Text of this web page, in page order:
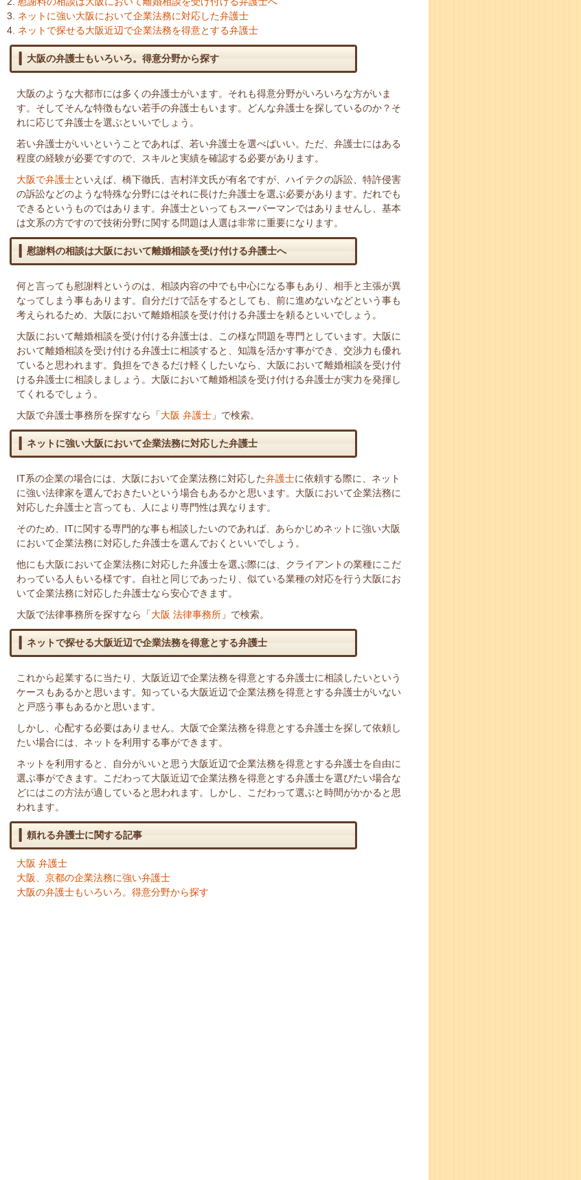
ネットに強い大阪において企業法務に対応した弁護士
ネットで探せる大阪近辺で企業法務を得意とする弁護士
大阪の弁護士もいろいろ。得意分野から探す
大阪のような大都市には多くの弁護士がいます。それも得意分野がいろいろな方がいま
す。そしてそんな特徴もない若手の弁護士もいます。どんな弁護士を探しているのか？そ
れに応じて弁護士を選ぶといいでしょう。
若い弁護士がいいということであれば、若い弁護士を選べばいい。ただ、弁護士にはある
程度の経験が必要ですので、スキルと実績を確認する必要があります。
大阪で弁護士といえば、橋下徹氏、吉村洋文氏が有名ですが、ハイテクの訴訟、特許侵害
の訴訟などのような特殊な分野にはそれに長けた弁護士を選ぶ必要があります。だれでも
できるというものではあります。弁護士といってもスーパーマンではありませんし、基本
は文系の方ですので技術分野に関する問題は人選は非常に重要になります。
慰謝料の相談は大阪において離婚相談を受け付ける弁護士へ
何と言っても慰謝料というのは、相談内容の中でも中心になる事もあり、相手と主張が異
なってしまう事もあります。自分だけで話をするとしても、前に進めないなどという事も
考えられるため、大阪において離婚相談を受け付ける弁護士を頼るといいでしょう。
大阪において離婚相談を受け付ける弁護士は、この様な問題を専門としています。大阪に
おいて離婚相談を受け付ける弁護士に相談すると、知識を活かす事ができ、交渉力も優れ
ていると思われます。負担をできるだけ軽くしたいなら、大阪において離婚相談を受け付
ける弁護士に相談しましょう。大阪において離婚相談を受け付ける弁護士が実力を発揮し
てくれるでしょう。
大阪で弁護士事務所を探すなら「大阪 弁護士 」で検索。
ネットに強い大阪において企業法務に対応した弁護士
IT系の企業の場合には、大阪において企業法務に対応した弁護士に依頼する際に、ネット
に強い法律家を選んでおきたいという場合もあるかと思います。大阪において企業法務に
対応した弁護士と言っても、人により専門性は異なります。
そのため、ITに関する専門的な事も相談したいのであれば、あらかじめネットに強い大阪
において企業法務に対応した弁護士を選んでおくといいでしょう。
他にも大阪において企業法務に対応した弁護士を選ぶ際には、クライアントの業種にこだ
わっている人もいる様です。自社と同じであったり、似ている業種の対応を行う大阪にお
いて企業法務に対応した弁護士なら安心できます。
大阪で法律事務所を探すなら「大阪 法律事務所 」で検索。
ネットで探せる大阪近辺で企業法務を得意とする弁護士
これから起業するに当たり、大阪近辺で企業法務を得意とする弁護士に相談したいという
ケースもあるかと思います。知っている大阪近辺で企業法務を得意とする弁護士がいない
と戸惑う事もあるかと思います。
しかし、心配する必要はありません。大阪で企業法務を得意とする弁護士を探して依頼し
たい場合には、ネットを利用する事ができます。
ネットを利用すると、自分がいいと思う大阪近辺で企業法務を得意とする弁護士を自由に
選ぶ事ができます。こだわって大阪近辺で企業法務を得意とする弁護士を選びたい場合な
どにはこの方法が適していると思われます。しかし、こだわって選ぶと時間がかかると思
われます。
頼れる弁護士に関する記事
大阪 弁護士
大阪、京都の企業法務に強い弁護士
大阪の弁護士もいろいろ。得意分野から探す